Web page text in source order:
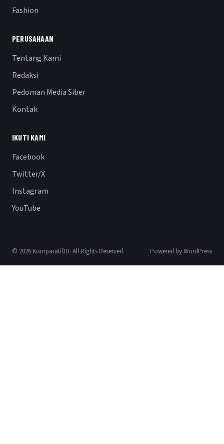
Fashion
PERUSAHAAN
Tentang Kami
Redaksi
Pedoman Media Siber
Kontak
IKUTI KAMI
Facebook
Twitter/X
Instagram
YouTube
© 2026 Komparatif.ID. All Rights Reserved. Powered by WordPress